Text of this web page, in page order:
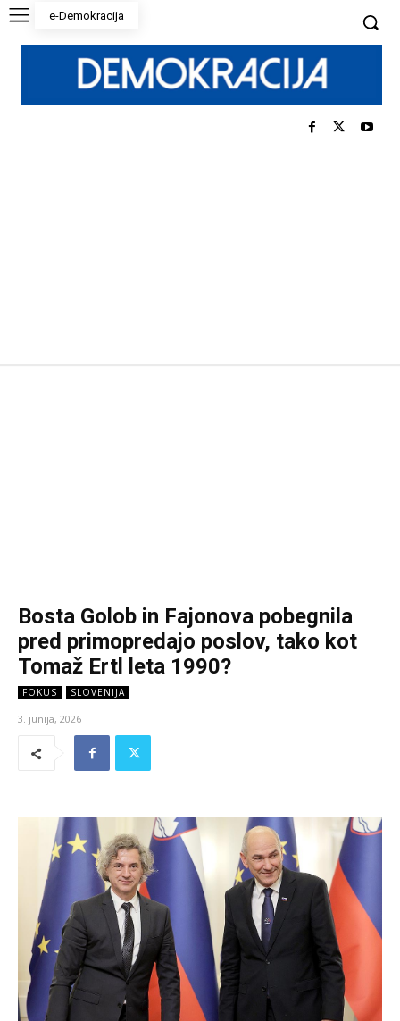
e-Demokracija
Bosta Golob in Fajonova pobegnila
pred primopredajo poslov, tako kot
Tomaž Ertl leta 1990?
FOKUS SLOVENIJA
3. junija, 2026